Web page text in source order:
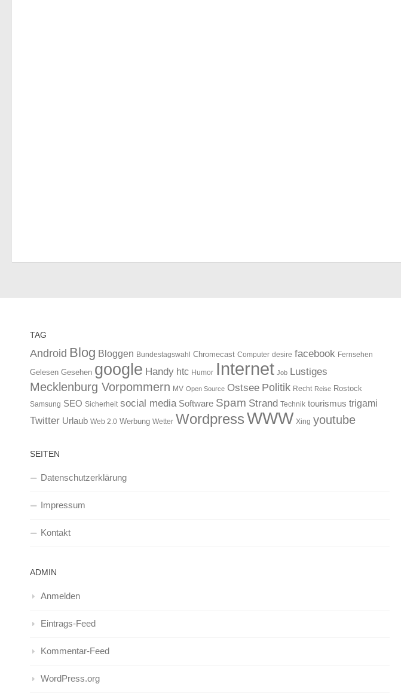
TAG
Android Blog Bloggen Bundestagswahl Chromecast Computer desire facebook Fernsehen
Gelesen Gesehen google Handy htc Humor Internet Job Lustiges
Mecklenburg Vorpommern MV Open Source Ostsee Politik Recht Reise Rostock
Samsung SEO Sicherheit social media Software Spam Strand Technik tourismus trigami
Twitter Urlaub Web 2.0 Werbung Wetter WordpressWWW Xing youtube
SEITEN
Datenschutzerklärung
Impressum
Kontakt
ADMIN
Anmelden
Eintrags-Feed
Kommentar-Feed
WordPress.org